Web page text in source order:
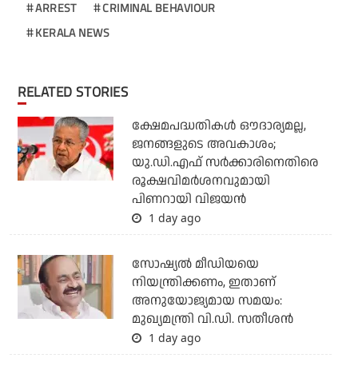
ARREST
CRIMINAL BEHAVIOUR
KERALA NEWS
RELATED STORIES
ക്ഷേമപദ്ധതികള്‍ ഔദാര്യമല്ല,
ജനങ്ങളുടെ അവകാശം;
യു.ഡി.എഫ് സര്‍ക്കാരിനെതിരെ
രൂക്ഷവിമര്‍ശനവുമായി
പിണറായി വിജയന്‍
1 day ago
സോഷ്യല്‍ മീഡിയയെ
നിയന്ത്രിക്കണം, ഇതാണ്
അനുയോജ്യമായ സമയം:
മുഖ്യമന്ത്രി വി.ഡി. സതീശന്‍
1 day ago